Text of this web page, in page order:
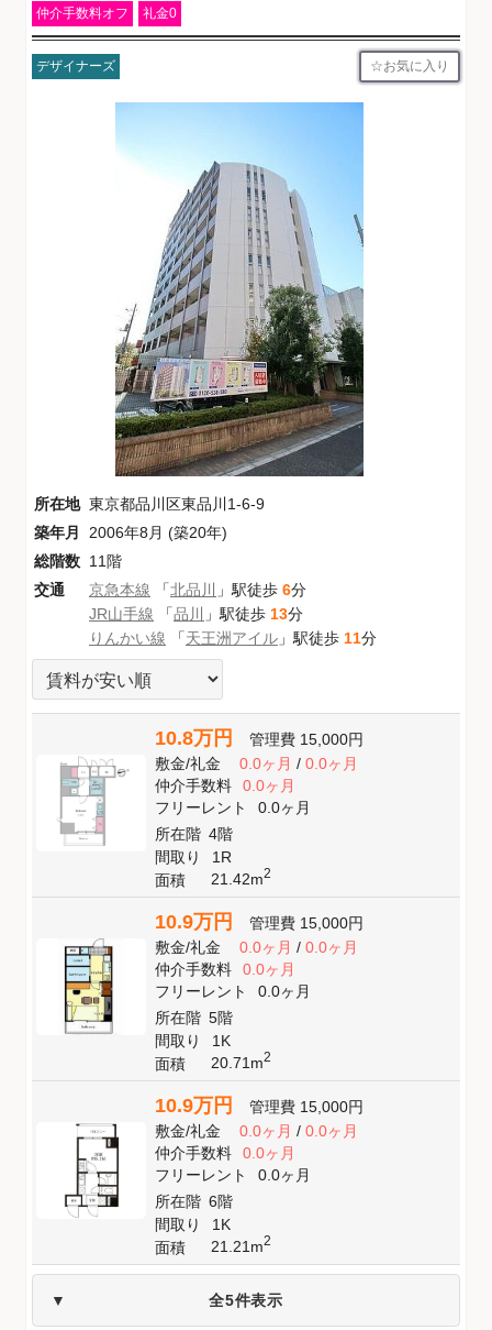
仲介手数料オフ 礼金0
デザイナーズ お気に入り
所在地 東京都品川区東品川1-6-9
築年月
2006年8月 (築20年)
総階数 11階
交通
京急本線 「北品川 」駅徒歩 6分
JR山手線 「品川 」駅徒歩 13分
りんかい線 「天王洲アイル 」駅徒歩 11分
10.8万円 管理費 15,000円
敷金/礼金 0.0ヶ月/ 0.0ヶ月
仲介手数料
0.0ヶ月
フリーレント
0.0ヶ月
所在階 4階
間取り
1R
面積
21.42m2
10.9万円 管理費 15,000円
敷金/礼金 0.0ヶ月/ 0.0ヶ月
仲介手数料
0.0ヶ月
フリーレント
0.0ヶ月
所在階 5階
間取り
1K
面積
20.71m2
10.9万円 管理費 15,000円
敷金/礼金 0.0ヶ月/ 0.0ヶ月
仲介手数料
0.0ヶ月
フリーレント
0.0ヶ月
所在階 6階
間取り
1K
面積
21.21m2
全5件表示